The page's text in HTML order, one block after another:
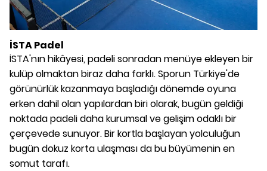
İSTA Padel
İSTA'nın hikâyesi, padeli sonradan menüye ekleyen bir
kulüp olmaktan biraz daha farklı. Sporun Türkiye'de
görünürlük kazanmaya başladığı dönemde oyuna
erken dahil olan yapılardan biri olarak, bugün geldiği
noktada padeli daha kurumsal ve gelişim odaklı bir
çerçevede sunuyor. Bir kortla başlayan yolculuğun
bugün dokuz korta ulaşması da bu büyümenin en
somut tarafı.